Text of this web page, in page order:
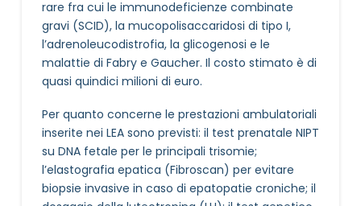
rare fra cui le immunodeficienze combinate
gravi (SCID), la mucopolisaccaridosi di tipo I,
l’adrenoleucodistrofia, la glicogenosi e le
malattie di Fabry e Gaucher. Il costo stimato è di
quasi quindici milioni di euro.
Per quanto concerne le prestazioni ambulatoriali
inserite nei LEA sono previsti: il test prenatale NIPT
su DNA fetale per le principali trisomie;
l’elastografia epatica (Fibroscan) per evitare
biopsie invasive in caso di epatopatie croniche; il